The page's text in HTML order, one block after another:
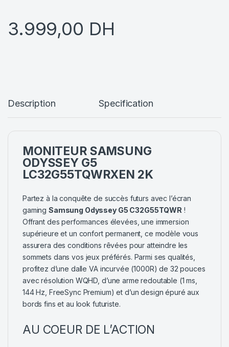
3.999,00 DH
Description Specification
MONITEUR SAMSUNG
ODYSSEY G5
LC32G55TQWRXEN 2K
Partez à la conquête de succès futurs avec l’écran
gamingSamsung Odyssey G5 C32G55TQWR !
Offrant des performances élevées, une immersion
supérieure et un confort permanent, ce modèle vous
assurera des conditions rêvées pour atteindre les
sommets dans vos jeux préférés. Parmi ses qualités,
profitez d’une dalle VA incurvée (1000R) de 32 pouces
avec résolution WQHD, d’une arme redoutable (1 ms,
144 Hz, FreeSync Premium) et d’un design épuré aux
bords fins et au look futuriste.
AU COEUR DE L’ACTION